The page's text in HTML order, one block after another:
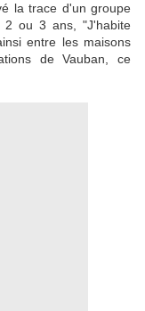
la trace d'un groupe
2 ou 3 ans, "J'habite
entre les maisons
de Vauban, ce